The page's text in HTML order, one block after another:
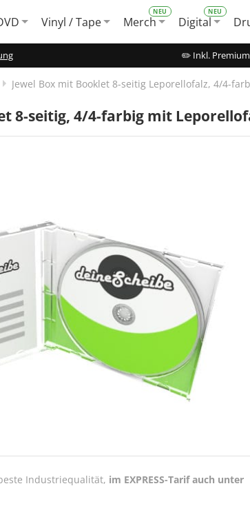
Vinyl / Tape Merch Digital
✏️ Inkl.
Jewel Box mit Booklet 8-seitig Leporellofalz, 4/4-
8-seitig, 4/4-farbig mit
Industriequalität, im EXPRESS-Tarif auch unter